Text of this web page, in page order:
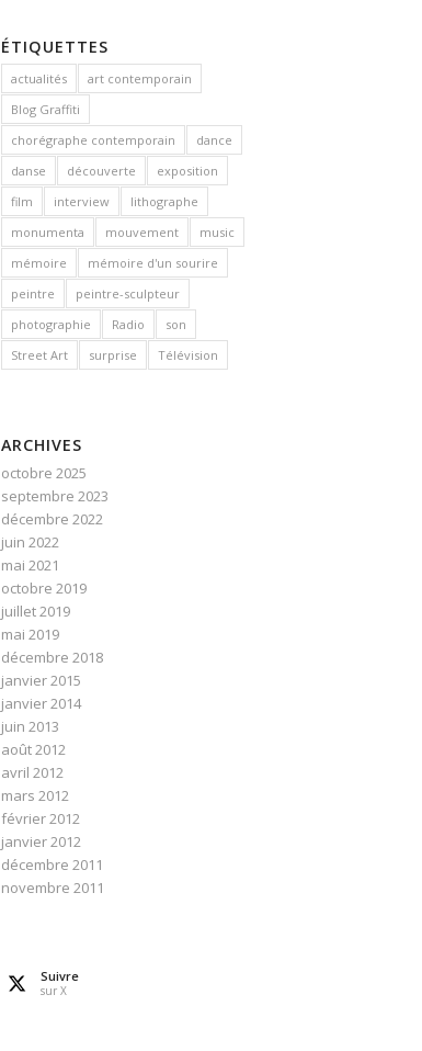
ÉTIQUETTES
actualités
art contemporain
Blog Graffiti
chorégraphe contemporain
dance
danse
découverte
exposition
film
interview
lithographe
monumenta
mouvement
music
mémoire
mémoire d'un sourire
peintre
peintre-sculpteur
photographie
Radio
son
Street Art
surprise Télévision
ARCHIVES
octobre 2025
septembre 2023
décembre 2022
juin 2022
mai 2021
octobre 2019
juillet 2019
mai 2019
décembre 2018
janvier 2015
janvier 2014
juin 2013
août 2012
avril 2012
mars 2012
février 2012
janvier 2012
décembre 2011
novembre 2011
Suivre
sur X